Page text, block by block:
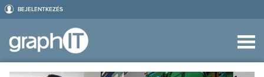
BEJELENTKEZÉS